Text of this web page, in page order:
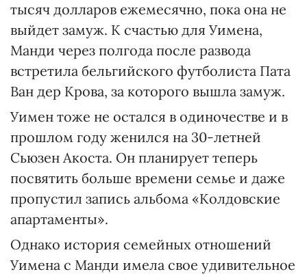
тысяч долларов ежемесячно, пока она не
выйдет замуж. К счастью для Уимена,
Манди через полгода после развода
встретила бельгийского футболиста Пата
Ван дер Крова, за которого вышла замуж.
Уимен тоже не остался в одиночестве и в
прошлом году женился на 30-летней
Сьюзен Акоста. Он планирует теперь
посвятить больше времени семье и даже
пропустил запись альбома «Колдовские
апартаменты».
Однако история семейных отношений
Уимена с Манди имела свое удивительное